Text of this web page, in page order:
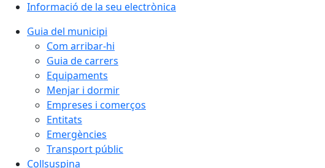
Informació de la seu electrònica
Guia del municipi
Com arribar-hi
Guia de carrers
Equipaments
Menjar i dormir
Empreses i comerços
Entitats
Emergències
Transport públic
Collsuspina